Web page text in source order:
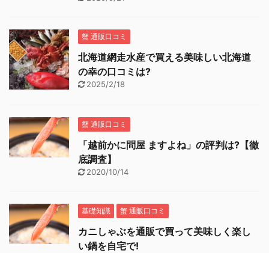
蟹 通販口コミ
北海道網走水産で買える美味しい北海道
の幸の口コミは?
2025/2/18
蟹 通販口コミ
「越前かに問屋 ますよね」の評判は?【徹
底調査】
2020/10/14
基礎知識 蟹 通販口コミ
カニしゃぶを通販で買って美味しく楽し
い鍋を自宅で!